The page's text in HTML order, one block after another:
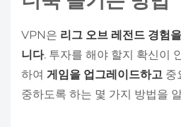
VPN은 리그 오브 레전드 경험
니다. 투자를 해야 할지 확신이
하여 게임을 업그레이드하고 중
중하도록 하는 몇 가지 방법을